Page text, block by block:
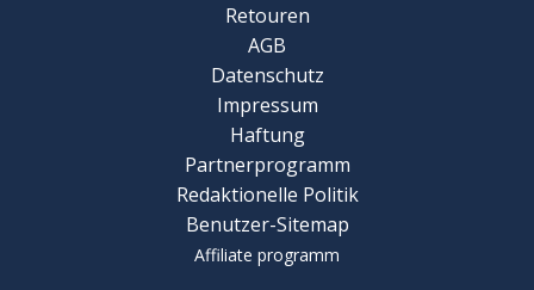
Retouren
AGB
Datenschutz
Impressum
Haftung
Partnerprogramm
Redaktionelle Politik
Benutzer-Sitemap
Affiliate programm